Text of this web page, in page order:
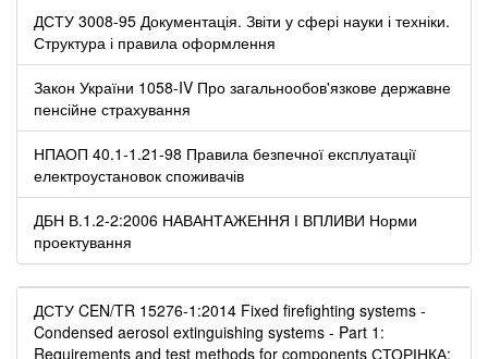
ДСТУ 3008-95 Документація. Звіти у сфері науки і техніки.
Структура і правила оформлення
Закон України 1058-IV Про загальнообов'язкове державне
пенсійне страхування
НПАОП 40.1-1.21-98 Правила безпечної експлуатації
електроустановок споживачів
ДБН В.1.2-2:2006 НАВАНТАЖЕННЯ І ВПЛИВИ Норми
проектування
ДСТУ CEN/TR 15276-1:2014 Fixed firefighting systems -
Condensed aerosol extinguishing systems - Part 1:
Requirements and test methods for components СТОРІНКА: